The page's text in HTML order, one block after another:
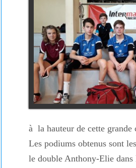
à la hauteur de cette grande
Les podiums obtenus sont
le double Anthony-Elie dans